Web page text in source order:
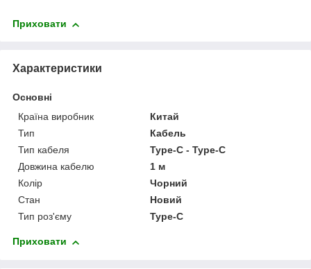
Приховати
Характеристики
Основні
Країна виробник
Китай
Тип
Кабель
Тип кабеля
Type-C - Type-C
Довжина кабелю
1 м
Колір
Чорний
Стан
Новий
Тип роз'єму
Type-C
Приховати